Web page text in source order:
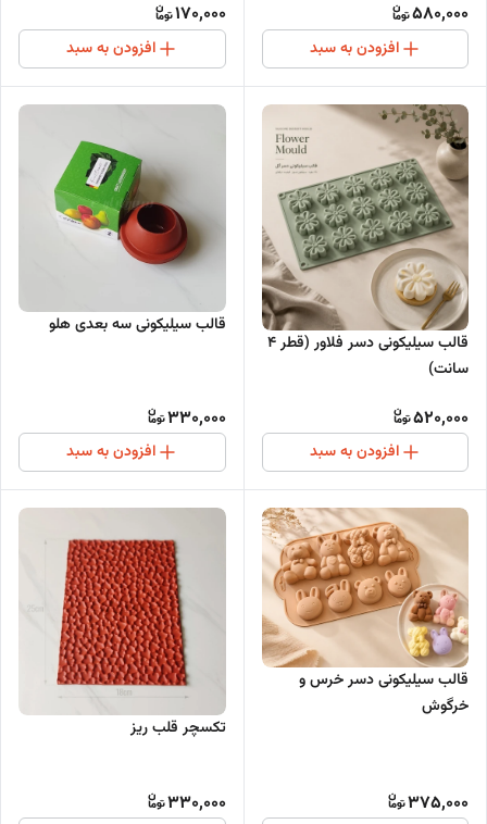
580,000
افزودن به سبد
170,000
افزودن به سبد
قالب سیلیکونی دسر فلاور (قطر ۴
سانت)
520,000
افزودن به سبد
قالب سیلیکونی سه بعدی هلو
330,000
افزودن به سبد
قالب سیلیکونی دسر خرس و
خرگوش
375,000
تکسچر قلب ریز
330,000